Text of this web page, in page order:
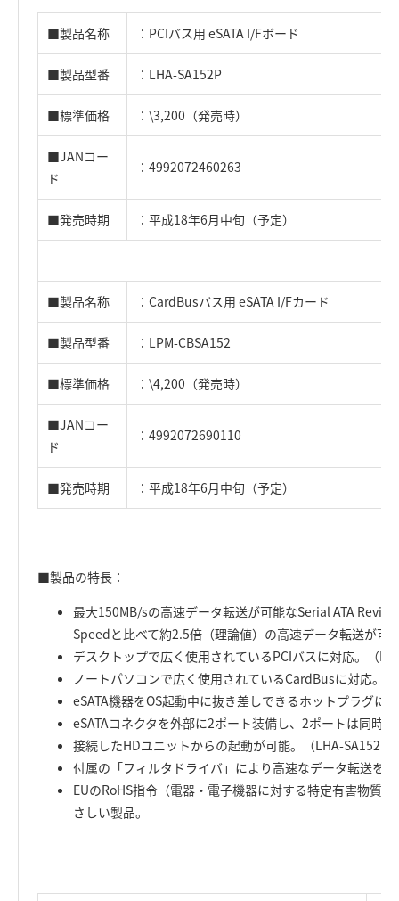
■製品名称 ：PCIバス用 eSATA I/Fボード
■製品型番 ：LHA-SA152P
■標準価格 ：\3,200（発売時）
■JANコー
ド
：4992072460263
■発売時期 ：平成18年6月中旬（予定）
■製品名称 ：CardBusバス用 eSATA I/Fカード
■製品型番 ：LPM-CBSA152
■標準価格 ：\4,200（発売時）
■JANコー
ド
：4992072690110
■発売時期 ：平成18年6月中旬（予定）
■製品の特長：
最大150MB/sの高速データ転送が可能なSerial ATA
Speedと比べて約2.5倍（理論値）の高速データ転送が可
デスクトップで広く使用されているPCIバスに対応。（
ノートパソコンで広く使用されているCardBusに対応。
eSATA機器をOS起動中に抜き差しできるホットプラグに
eSATAコネクタを外部に2ポート装備し、2ポートは同時
接続したHDユニットからの起動が可能。（LHA-SA152P
付属の「フィルタドライバ」により高速なデータ転送を
EUのRoHS指令（電器・電子機器に対する特定有害物質
さしい製品。